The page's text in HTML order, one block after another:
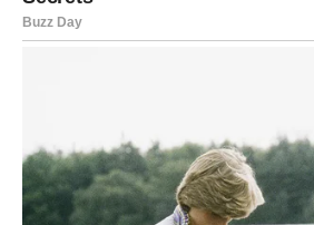
U ljubavi, budi hrabar i pokaži
Anđeo te podseća da nisi rođen da
DEVICA – “Ne